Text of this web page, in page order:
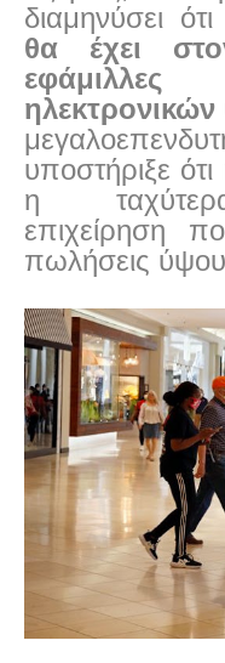
διαμηνύσει ότι
θα έχει
υποστήριξε
η
επιχείρηση
πωλήσεις